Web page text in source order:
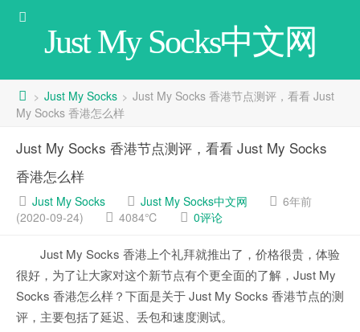
Just My Socks中文网
> Just My Socks > Just My Socks 香港节点测评，看看 Just
My Socks 香港怎么样
Just My Socks 香港节点测评，看看 Just My Socks
香港怎么样
Just My Socks Just My Socks中文网
6年前
(2020-09-24)
4084℃ 0评论
Just My Socks 香港上个礼拜就推出了，价格很贵，体验
很好，为了让大家对这个新节点有个更全面的了解，Just My
Socks 香港怎么样？下面是关于 Just My Socks 香港节点的测
评，主要包括了延迟、丢包和速度测试。